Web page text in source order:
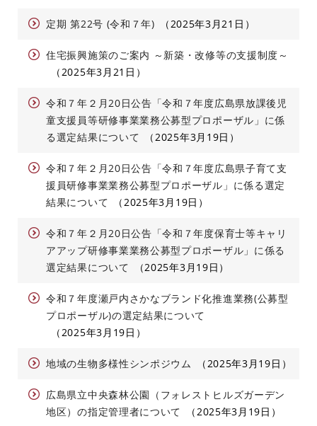
定期 第22号 (令和７年) 2025年3月21日
住宅振興施策のご案内 ～新築・改修等の支援制度～
2025年3月21日
令和７年２月20日公告「令和７年度広島県放課後児
童支援員等研修事業業務公募型プロポーザル」に係
る選定結果について
2025年3月19日
令和７年２月20日公告「令和７年度広島県子育て支
援員研修事業業務公募型プロポーザル」に係る選定
結果について
2025年3月19日
令和７年２月20日公告「令和７年度保育士等キャリ
アアップ研修事業業務公募型プロポーザル」に係る
選定結果について
2025年3月19日
令和７年度瀬戸内さかなブランド化推進業務(公募型
プロポーザル)の選定結果について
2025年3月19日
地域の生物多様性シンポジウム 2025年3月19日
広島県立中央森林公園（フォレストヒルズガーデン
地区）の指定管理者について
2025年3月19日